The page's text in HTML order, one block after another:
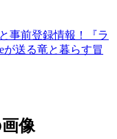
事前登録情報！『ラ
が送る竜と暮らす冒
像